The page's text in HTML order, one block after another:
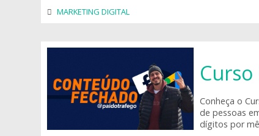
MARKETING DIGITAL
Conheça o
de pessoas
dígitos por